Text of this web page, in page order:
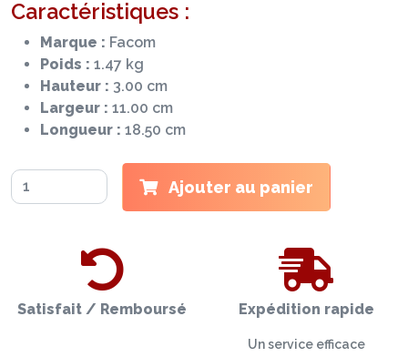
Caractéristiques :
Marque : Facom
Poids : 1.47 kg
Hauteur : 3.00 cm
Largeur : 11.00 cm
Longueur : 18.50 cm
Ajouter au panier
Satisfait / Remboursé Expédition rapide
Un service efficace